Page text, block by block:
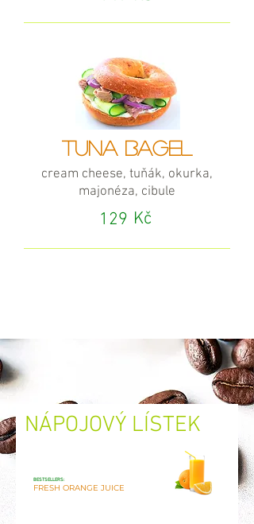
TUNA BAGEL
cream cheese, tuňák, okurka,
majonéza, cibule
129 Kč
NÁPOJOVÝ LÍSTEK
BESTSELLERS:
FRESH ORANGE JUICE